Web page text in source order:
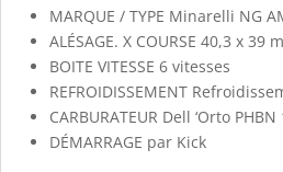
MARQUE / TYPE Minarelli NG
ALÉSAGE. X COURSE 40,3 x 39
BOITE VITESSE 6 vitesses
REFROIDISSEMENT
CARBURATEUR Dell ‘Orto PHBN
DÉMARRAGE par Kick